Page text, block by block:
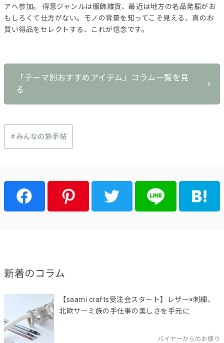
アへ参加。 得意ジャンルは服飾雑貨、最近は地方の名品発掘がお
もしろくて仕方がない。モノの背景を知ってこそ見える、真のお
買い得品をセレクトする、これが信念です。
#みんなの旅手帖
「テーマ別おすすめアイテム」コラム一覧を見
る
新着のコラム
【saami crafts受注会スタート】レザー×刺繍、
北欧サーミ族の手仕事の美しさを手元に
バイヤーからのお便り